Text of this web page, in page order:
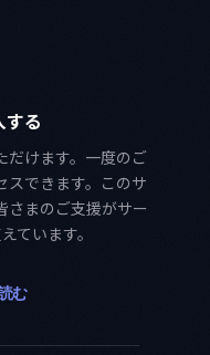
する
だけます。一度のご
スできます。このサ
さまのご支援がサー
ています。
む